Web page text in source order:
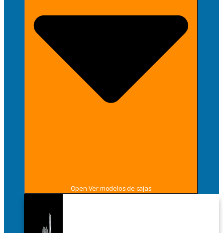
Open Ver modelos de cajas